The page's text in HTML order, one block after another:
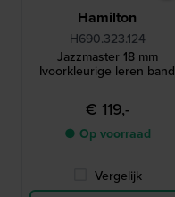
Hamilton
H690.323.124
Jazzmaster 18 mm
Ivoorkleurige leren band
€ 119,-
● Op voorraad
Vergelijk